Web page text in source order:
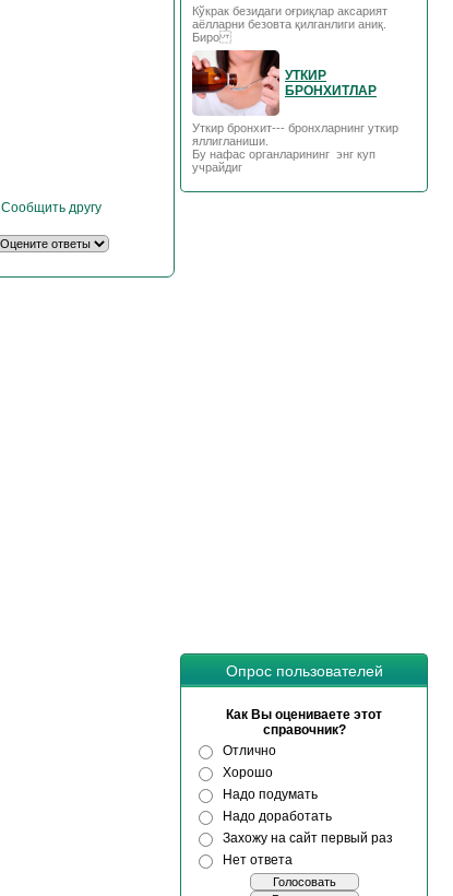
Сообщить другу
Кўкрак безидаги оғриқлар аксарият
аёлларни безовта қилганлиги аниқ.
Биро
УТКИР
БРОНХИТЛАР
Уткир бронхит--- бронхларнинг уткир
яллигланиши.
Бу нафас органларининг энг куп
учрайдиг
Опрос пользователей
Как Вы оцениваете этот
справочник?
Отлично
Хорошо
Надо подумать
Надо доработать
Захожу на сайт первый раз
Нет ответа